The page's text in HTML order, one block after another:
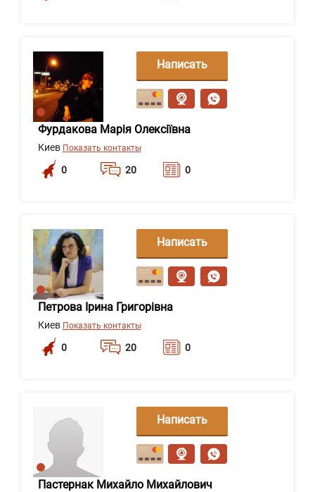
Фурдакова Марія Олексіївна
Киев Показать контакты
0 20 0
Написать
сообщение
Петрова Ірина Григорівна
Киев Показать контакты
0 20 0
Написать
сообщение
Пастернак Михайло Михайлович
Написать
сообщение